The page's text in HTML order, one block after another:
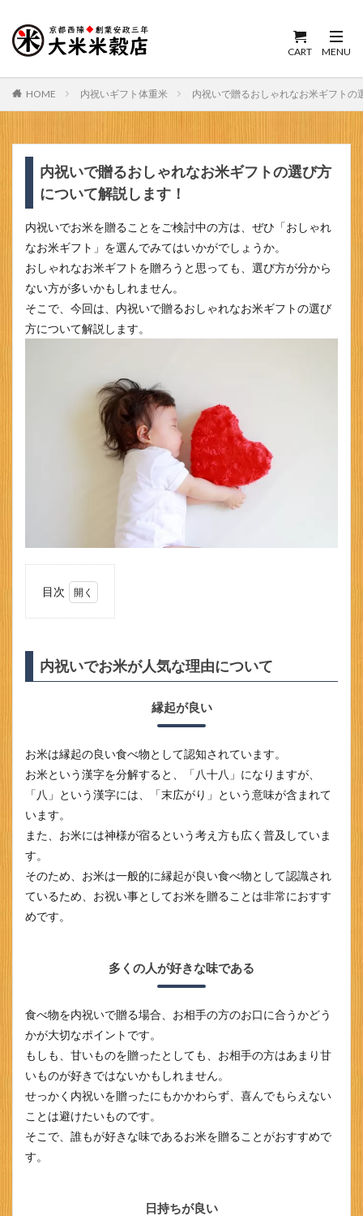
HOME 内祝いギフト体重米 内祝いで贈るおしゃれなお米ギフトの
内祝いで贈るおしゃれなお米ギフトの選び方
について解説します！
内祝いでお米を贈ることをご検討中の方は、ぜひ「おしゃれ
なお米ギフト」を選んでみてはいかがでしょうか。
おしゃれなお米ギフトを贈ろうと思っても、選び方が分から
ない方が多いかもしれません。
そこで、今回は、内祝いで贈るおしゃれなお米ギフトの選び
方について解説します。
目次
お米
が人
気な
1.1
縁起
い
多く
が好
味で
ある
2
おし
ゃれ
なお
米ギ
の選
び方
につ
内祝いでお米が人気な理由について
縁起が良い
お米は縁起の良い食べ物として認知されています。
お米という漢字を分解すると、「八十八」になりますが、
「八」という漢字には、「末広がり」という意味が含まれて
います。
また、お米には神様が宿るという考え方も広く普及していま
す。
そのため、お米は一般的に縁起が良い食べ物として認識され
ているため、お祝い事としてお米を贈ることは非常におすす
めです。
多くの人が好きな味である
食べ物を内祝いで贈る場合、お相手の方のお口に合うかどう
かが大切なポイントです。
もしも、甘いものを贈ったとしても、お相手の方はあまり甘
いものが好きではないかもしれません。
せっかく内祝いを贈ったにもかかわらず、喜んでもらえない
ことは避けたいものです。
そこで、誰もが好きな味であるお米を贈ることがおすすめで
す。
日持ちが良い